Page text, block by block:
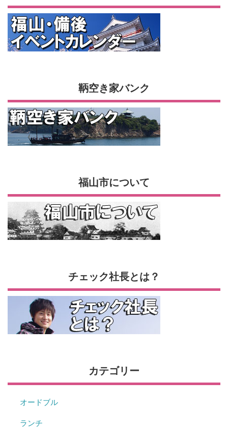
鞆空き家バンク
福山市について
チェック社長とは？
カテゴリー
オードブル
ランチ